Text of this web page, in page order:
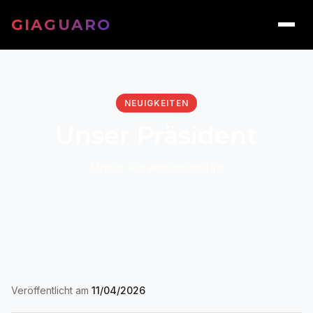
GIAGUARO
NEUIGKEITEN
Veröffentlicht am 11/04/2026